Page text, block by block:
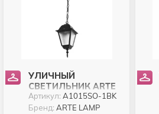
УЛИЧНЫЙ
СВЕТИЛЬНИК ARTE
BREMEN A1015SO-
1BK
Артикул: A1015SO-1BK
Бренд: ARTE LAMP